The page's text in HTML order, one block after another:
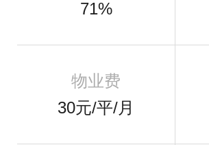
71%
物业费
30元/平/月